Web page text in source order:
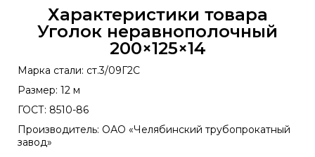
Характеристики товара
Уголок неравнополочный
200×125×14
Марка стали: ст.3/09Г2С
Размер: 12 м
ГОСТ: 8510-86
Производитель: ОАО «Челябинский трубопрокатный
завод»